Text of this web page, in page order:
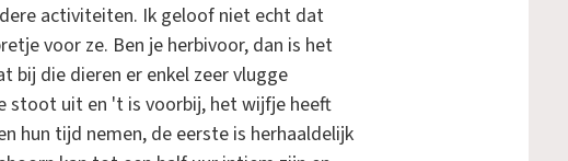
activiteiten. Ik geloof niet echt dat
voor ze. Ben je herbivoor, dan is het
bij die dieren er enkel zeer vlugge
stoot uit en 't is voorbij, het wijfje heeft
hun tijd nemen, de eerste is herhaaldelijk